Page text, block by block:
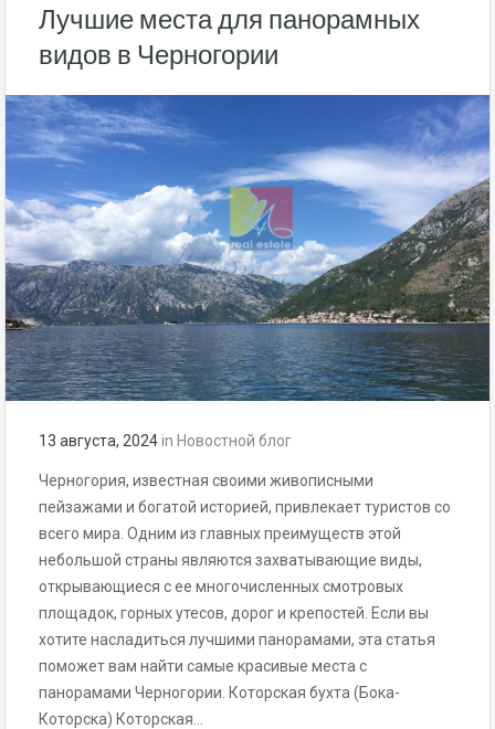
Лучшие места для панорамных
видов в Черногории
13 августа, 2024in Новостной блог
Черногория, известная своими живописными
пейзажами и богатой историей, привлекает туристов со
всего мира. Одним из главных преимуществ этой
небольшой страны являются захватывающие виды,
открывающиеся с ее многочисленных смотровых
площадок, горных утесов, дорог и крепостей. Если вы
хотите насладиться лучшими панорамами, эта статья
поможет вам найти самые красивые места с
панорамами Черногории. Которская бухта (Бока-
Которска) Которская…